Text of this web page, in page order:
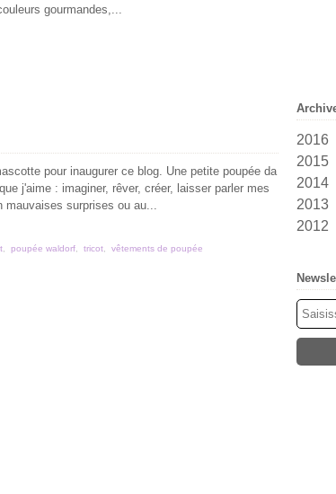
gourmandes,...
pour inaugurer ce blog. Une petite poupée da
j'aime : imaginer, rêver, créer, laisser parler mes
mauvaises surprises ou au...
poupée waldorf tricot vêtements de poupée
2016
2015
2014
2013
2012